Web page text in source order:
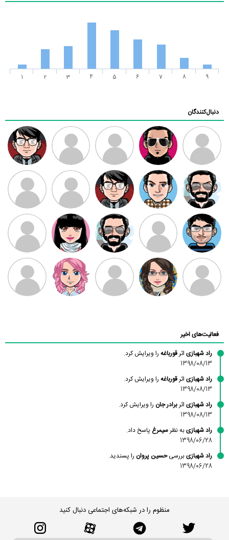
1 2 3 4 5 6 7 8 9
دنبال‌کنندگان
ممدرضا رضا کاظمی زهرا ~ ابتین
سید محمد
موسوی
مهدی فرهمند مهدی سلطانی داود رضیی
طرفدار میلی
بابی براون
کیوان کیانی
سامان راحمی امیردلتا امیروو ملیکا منتظری عارفه داستانپور
فعالیت‌های اخیر
راد شهبازی اثرقورباغه را ویرایش کرد.
1398/08/13
راد شهبازی اثرقورباغه را ویرایش کرد.
1398/08/13
راد شهبازی اثربرادر جان را ویرایش کرد.
1398/08/13
راد شهبازیبه نظرسیمرغ پاسخ داد.
1398/06/28
راد شهبازیبررسیحسین پروان را پسندید.
1398/06/28
منظوم را در شبکه‌های اجتماعی دنبال کنید